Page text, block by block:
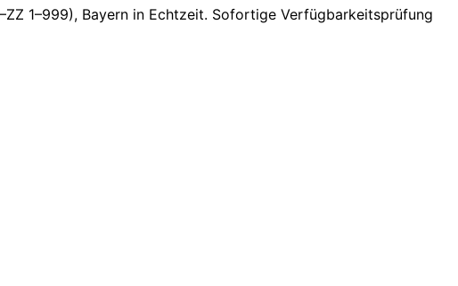
1–999), Bayern in Echtzeit. Sofortige Verfügbarkeitsprüfung